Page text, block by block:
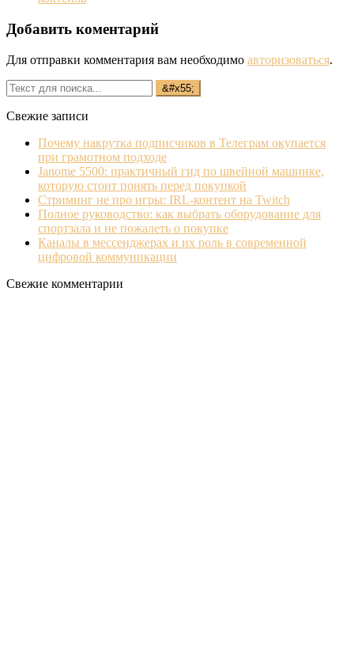
Добавить коментарий
Для отправки комментария вам необходимо авторизоваться.
Свежие записи
Почему накрутка подписчиков в Телеграм окупается
при грамотном подходе
Janome 5500: практичный гид по швейной машинке,
которую стоит понять перед покупкой
Стриминг не про игры: IRL‐контент на Twitch
Полное руководство: как выбрать оборудование для
спортзала и не пожалеть о покупке
Каналы в мессенджерах и их роль в современной
цифровой коммуникации
Свежие комментарии